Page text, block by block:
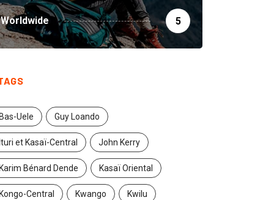
Worldwide 5
Bas-Uele Guy Loando
Ituri et Kasaï-Central John Kerry
Karim Bénard Dende Kasaï Oriental
Kongo-Central Kwango Kwilu